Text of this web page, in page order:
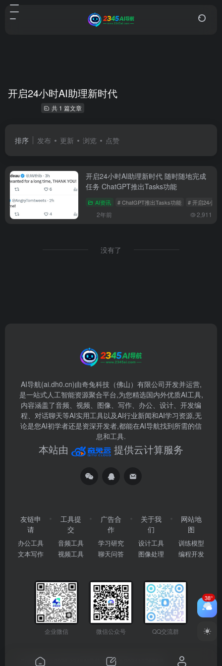
开启24小时AI助理新时代
共 1 篇文章
排序 发布 更新 浏览 点赞
开启24小时AI助理新时代 随时随地完成
任务 ChatGPT推出Tasks功能
AI资讯 # ChatGPT推出Tasks功能 # 开启24小时
2年前 2,911
没有了
AI导航(ai.dh0.cn)由奇兔科技（佛山）有限公司开发并运营,
是一站式人工智能资源聚合平台,为您精选国内外优质AI工具,
内容涵盖了音频、视频、图像、写作、办公、设计、开发编
程、对话聊天等AI实用工具以及AI行业新闻和AI学习资源,无
论是您AI初学者还是资深开发者,都能在AI导航找到所需的信
息和工具.
本站由 提供云计算服务
友链申
请
办公工具
文本写作
工具提
交
音频工具
视频工具
广告合
作
学习研究
聊天问答
关于我
们
设计工具
图像处理
网站地
图
训练模型
编程开发
企业微信 微信公众号 QQ交流群
Copyright © 2026 粤ICP备2024177666号
38°